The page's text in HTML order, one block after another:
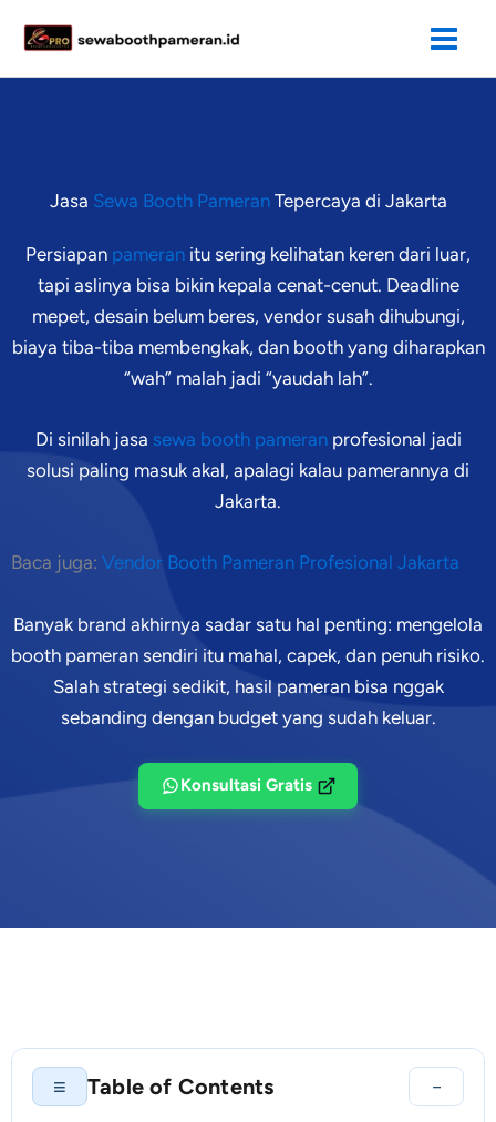
konten
Jasa Sewa Booth PameranTepercaya di Jakarta
Persiapan pameran itu sering kelihatan keren dari luar,
tapi aslinya bisa bikin kepala cenat-cenut. Deadline
mepet, desain belum beres, vendor susah dihubungi,
biaya tiba-tiba membengkak, dan booth yang diharapkan
“wah” malah jadi “yaudah lah”.
Di sinilah jasa sewa booth pameranprofesional jadi
solusi paling masuk akal, apalagi kalau pamerannya di
Jakarta.
Baca juga: Vendor Booth Pameran Profesional Jakarta
Banyak brand akhirnya sadar satu hal penting: mengelola
booth pameran sendiri itu mahal, capek, dan penuh risiko.
Salah strategi sedikit, hasil pameran bisa nggak
sebanding dengan budget yang sudah keluar.
Konsultasi Gratis
≡ Table of Contents −